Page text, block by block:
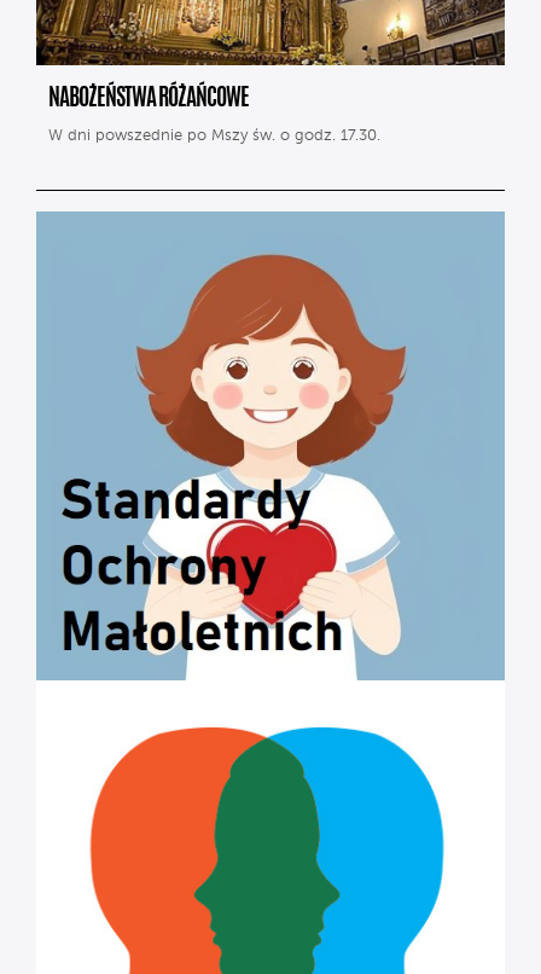
NABOŻEŃSTWA RÓŻAŃCOWE
W dni powszednie po Mszy św. o godz. 17.30.